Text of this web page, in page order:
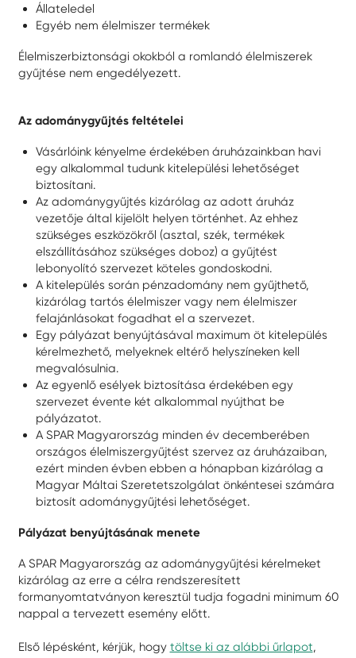
Állateledel
Egyéb nem élelmiszer termékek
Élelmiszerbiztonsági okokból a romlandó élelmiszerek
gyűjtése nem engedélyezett.
Az adománygyűjtés feltételei
Vásárlóink kényelme érdekében áruházainkban havi
egy alkalommal tudunk kitelepülési lehetőséget
biztosítani.
Az adománygyűjtés kizárólag az adott áruház
vezetője által kijelölt helyen történhet. Az ehhez
szükséges eszközökről (asztal, szék, termékek
elszállításához szükséges doboz) a gyűjtést
lebonyolító szervezet köteles gondoskodni.
A kitelepülés során pénzadomány nem gyűjthető,
kizárólag tartós élelmiszer vagy nem élelmiszer
felajánlásokat fogadhat el a szervezet.
Egy pályázat benyújtásával maximum öt kitelepülés
kérelmezhető, melyeknek eltérő helyszíneken kell
megvalósulnia.
Az egyenlő esélyek biztosítása érdekében egy
szervezet évente két alkalommal nyújthat be
pályázatot.
A SPAR Magyarország minden év decemberében
országos élelmiszergyűjtést szervez az áruházaiban,
ezért minden évben ebben a hónapban kizárólag a
Magyar Máltai Szeretetszolgálat önkéntesei számára
biztosít adománygyűjtési lehetőséget.
Pályázat benyújtásának menete
A SPAR Magyarország az adománygyűjtési kérelmeket
kizárólag az erre a célra rendszeresített
formanyomtatványon keresztül tudja fogadni minimum 60
nappal a tervezett esemény előtt.
Első lépésként, kérjük, hogy töltse ki az alábbi űrlapot,